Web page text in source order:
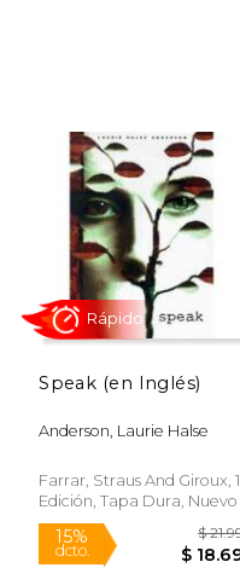
15%
Rápido
Speak (en Inglés)
Anderson, Laurie Halse
Farrar, Straus And Giroux, 1
Edición, Tapa Dura, Nuevo